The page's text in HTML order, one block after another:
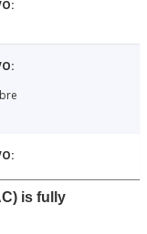
is fully